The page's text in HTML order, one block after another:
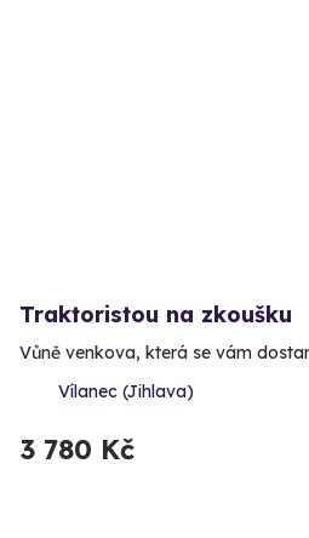
Traktoristou na zkoušku
Vůně venkova, která se vám
Vílanec (Jihlava)
3 780 Kč